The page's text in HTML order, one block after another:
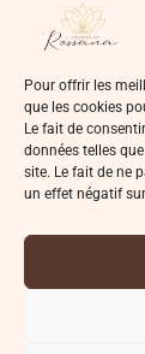
Pour offrir les
que les cookies
Le fait de
données telles
site. Le fait de ne
un effet négatif
pour
avoir
LIRE LA
©